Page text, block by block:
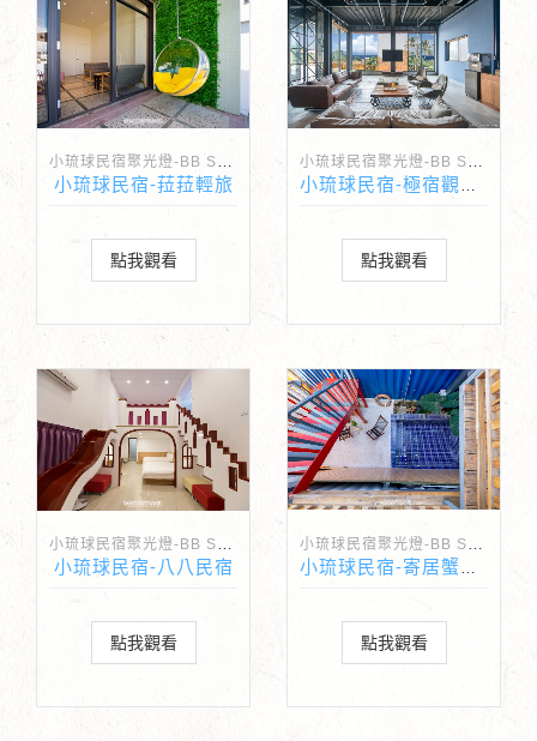
小琉球民宿聚光燈-BB Spotlight
小琉球民宿-菈菈輕旅
點我觀看
小琉球民宿聚光燈-BB Spotlight
小琉球民宿-極宿觀海二館
點我觀看
小琉球民宿-八八民宿
點我觀看 點我觀看